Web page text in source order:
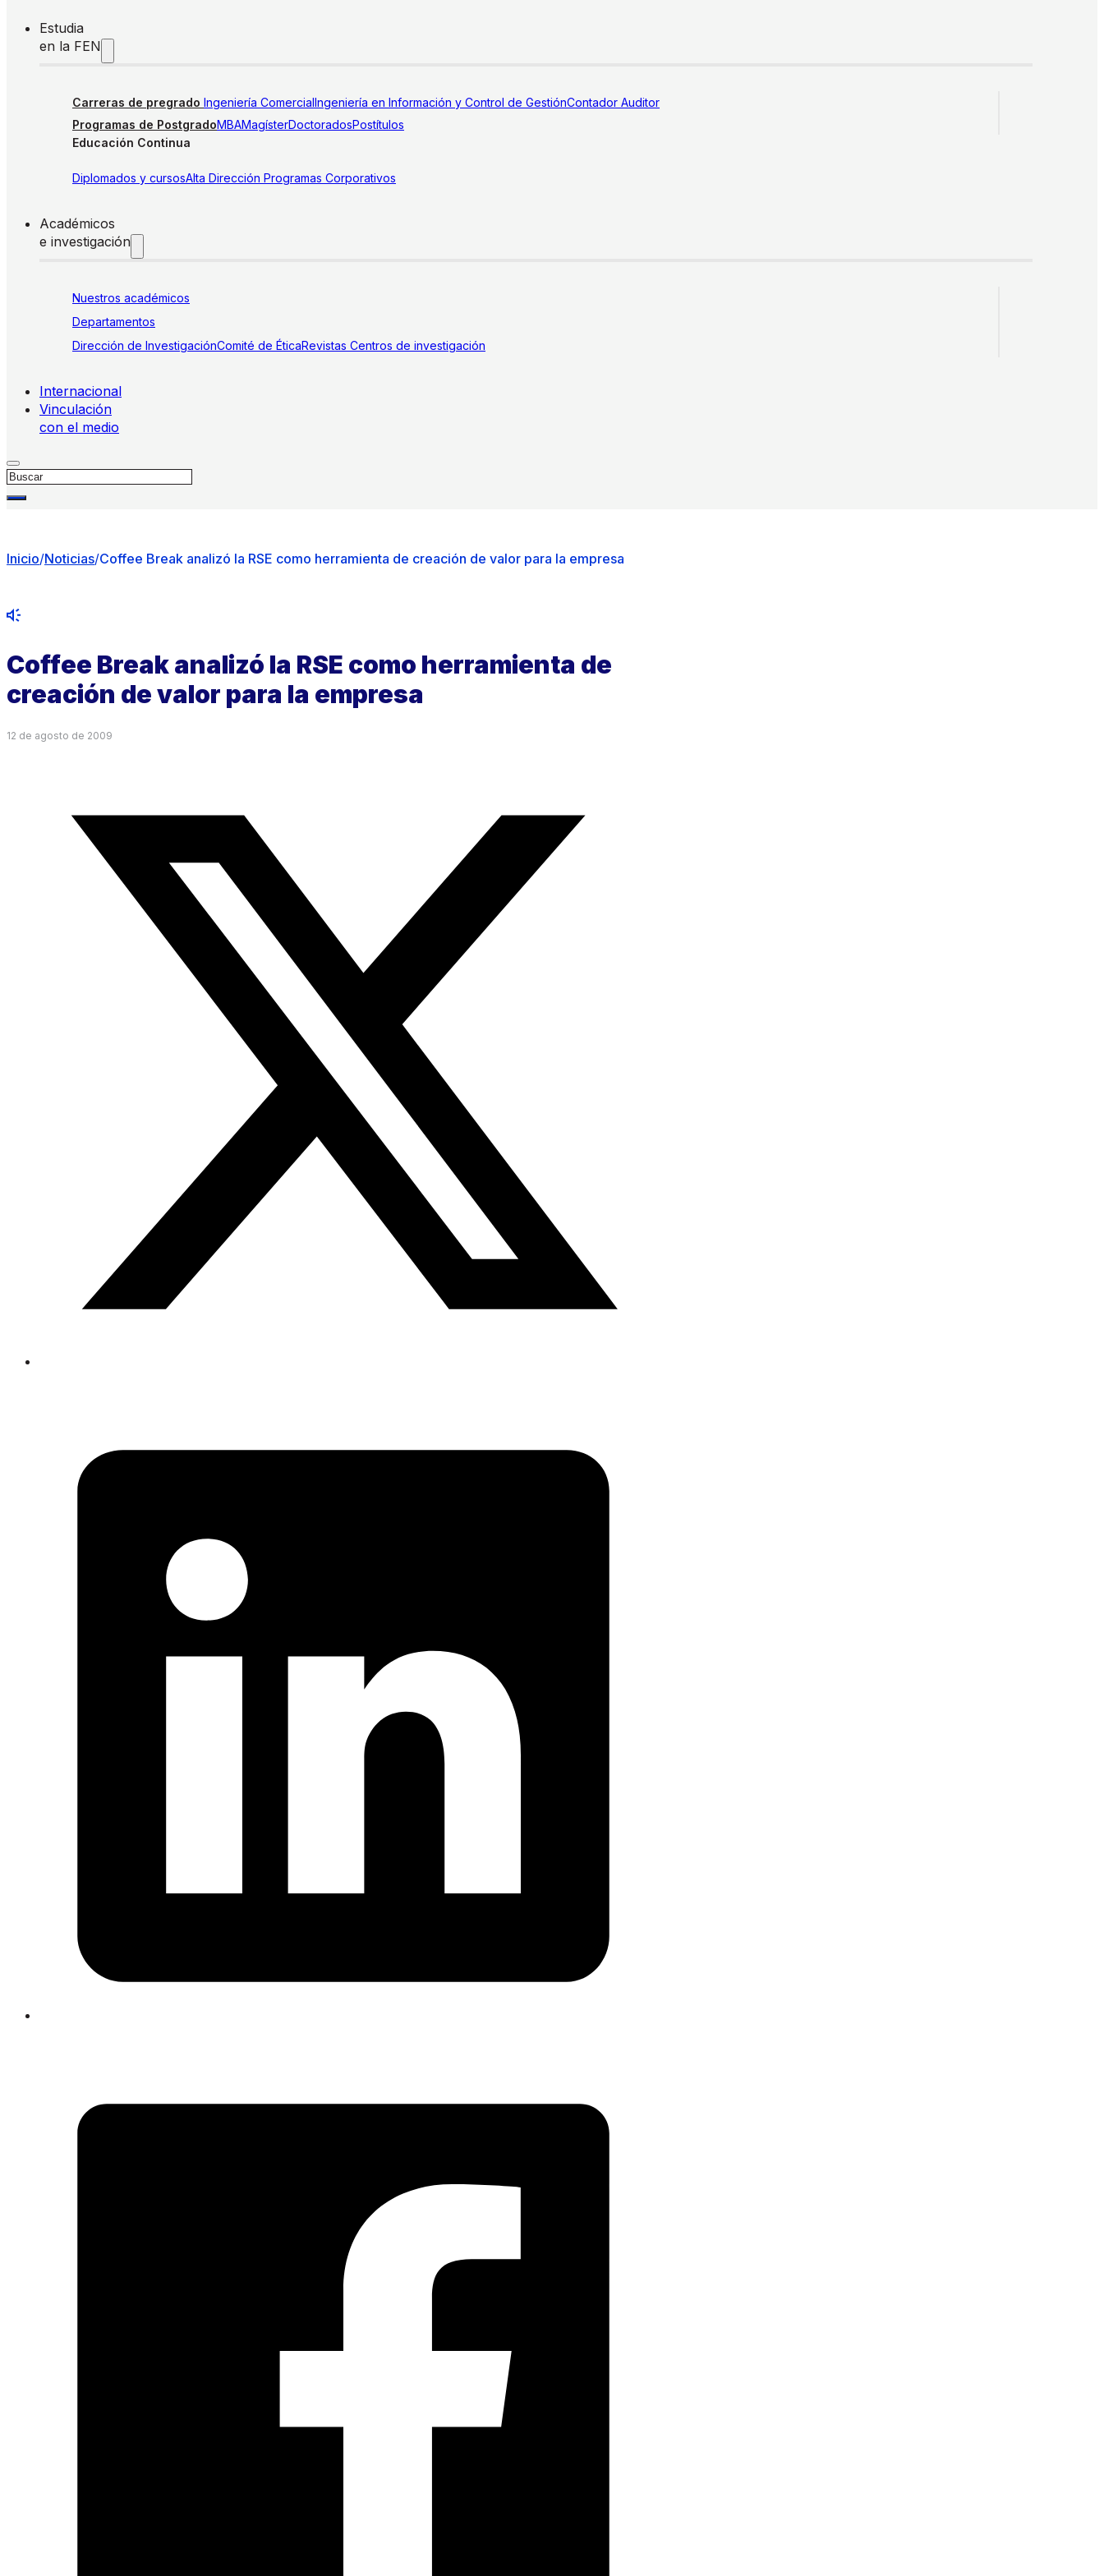
Estudia
en la FEN
Carreras de pregrado Ingeniería ComercialIngeniería en Información y Control de GestiónContador Auditor
Programas de PostgradoMBAMagísterDoctoradosPostítulos
Educación Continua
Diplomados y cursosAlta Dirección Programas Corporativos
Académicos
e investigación
Nuestros académicos
Departamentos
Dirección de InvestigaciónComité de ÉticaRevistas Centros de investigación
Internacional
Vinculación
con el medio
Buscar
Inicio/Noticias/Coffee Break analizó la RSE como herramienta de creación de valor para la empresa
Coffee Break analizó la RSE como herramienta de
creación de valor para la empresa
12 de agosto de 2009